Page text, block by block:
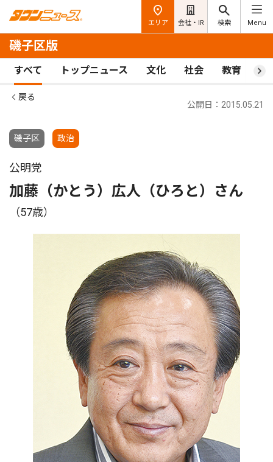
エリア 会社・IR 検索 Menu
磯子区版
すべて トップニュース 文化 社会 教育 ス
戻る
磯子区 政治
公開日：2015.05.21
公明党
加藤（かとう）広人（ひろと）さん
（57歳）